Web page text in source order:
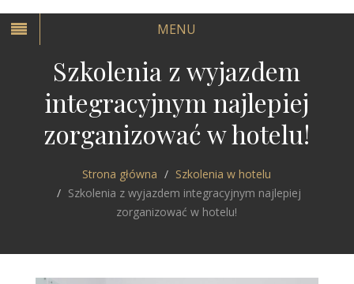
MENU
Szkolenia z wyjazdem
integracyjnym najlepiej
zorganizować w hotelu!
Strona główna
Szkolenia w hotelu
Szkolenia z wyjazdem integracyjnym najlepiej
zorganizować w hotelu!